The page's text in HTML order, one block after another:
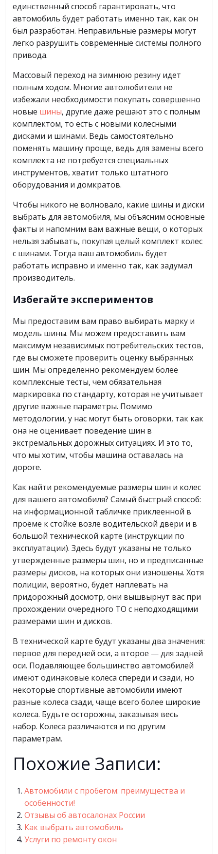
единственный способ гарантировать, что
автомобиль будет работать именно так, как он
был разработан. Неправильные размеры могут
легко разрушить современные системы полного
привода.
Массовый переход на зимнюю резину идет
полным ходом. Многие автолюбители не
избежали необходимости покупать совершенно
новые шины, другие даже решают это с полным
комплектом, то есть с новыми колесными
дисками и шинами. Ведь самостоятельно
поменять машину проще, ведь для замены всего
комплекта не потребуется специальных
инструментов, хватит только штатного
оборудования и домкратов.
Чтобы никого не волновало, какие шины и диски
выбрать для автомобиля, мы объясним основные
факты и напомним вам важные вещи, о которых
нельзя забывать, покупая целый комплект колес
с шинами. Тогда ваш автомобиль будет
работать исправно и именно так, как задумал
производитель.
Избегайте экспериментов
Мы предоставим вам право выбирать марку и
модель шины. Мы можем предоставить вам
максимум независимых потребительских тестов,
где вы сможете проверить оценку выбранных
шин. Мы определенно рекомендуем более
комплексные тесты, чем обязательная
маркировка по стандарту, которая не учитывает
другие важные параметры. Помимо
методологии, у нас могут быть оговорки, так как
она не оценивает поведение шин в
экстремальных дорожных ситуациях. И это то,
что мы хотим, чтобы машина оставалась на
дороге.
Как найти рекомендуемые размеры шин и колес
для вашего автомобиля? Самый быстрый способ:
на информационной табличке приклеенной в
проёме к стойке возле водительской двери и в
большой технической карте (инструкции по
эксплуатации). Здесь будут указаны не только
утвержденные размеры шин, но и предписанные
размеры дисков, на которых они изношены. Хотя
полиции, вероятно, будет наплевать на
придорожный досмотр, они вышвырнут вас при
прохождении очередного ТО с неподходящими
размерами шин и дисков.
В технической карте будут указаны два значения:
первое для передней оси, а второе — для задней
оси. Подавляющее большинство автомобилей
имеют одинаковые колеса спереди и сзади, но
некоторые спортивные автомобили имеют
разные колеса сзади, чаще всего более широкие
колеса. Будьте осторожны, заказывая весь
набор. Колеса различаются и по другим
параметрам.
Похожие Записи:
Автомобили с пробегом: преимущества и
особенности!
Отзывы об автосалонах России
Как выбрать автомобиль
Услуги по ремонту окон